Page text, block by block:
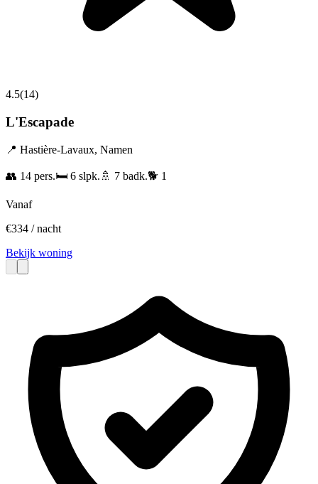
4.5(14)
L'Escapade
📍 Hastière-Lavaux, Namen
👥 14 pers.🛏️ 6 slpk. 🚿 7 badk.🐕 1
Vanaf
€334 / nacht
Bekijk woning